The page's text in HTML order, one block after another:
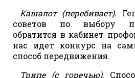
Кашалот (перебивает).
советов по выбору
обратится в кабинет
нас идет конкурс на
способ передвижения.
Трипе (с горечью).